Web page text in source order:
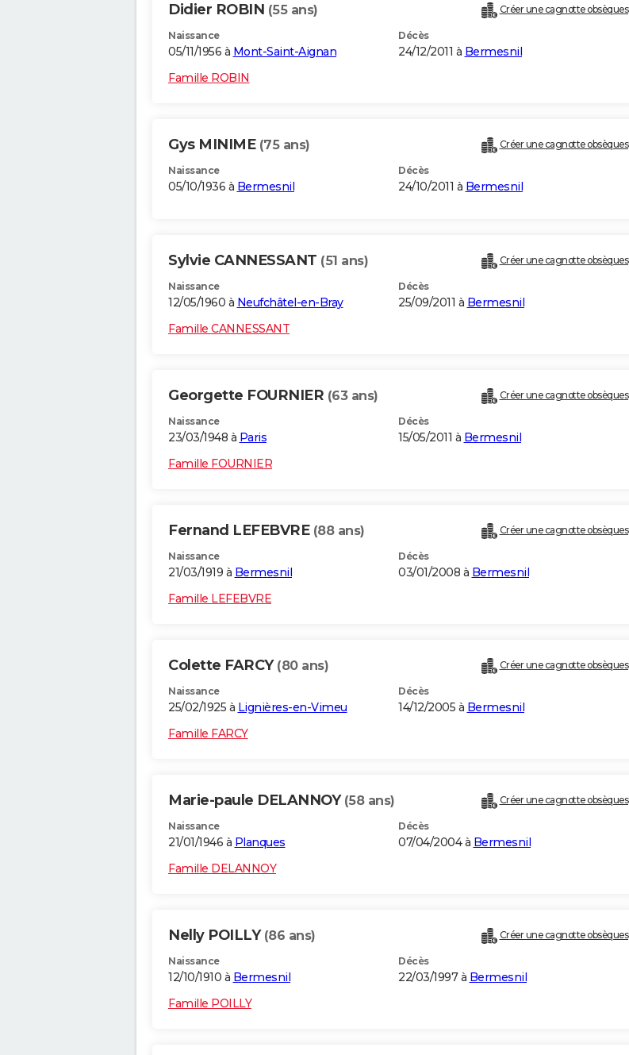
Didier ROBIN (55 ans) Créer une cagnotte obsèques
Naissance
05/11/1956 à Mont-Saint-Aignan
Décès
24/12/2011 à Bermesnil
Famille ROBIN
Gys MINIME (75 ans) Créer une cagnotte obsèques
Naissance
05/10/1936 à Bermesnil
Décès
24/10/2011 à Bermesnil
Sylvie CANNESSANT (51 ans) Créer une cagnotte obsèques
Naissance
12/05/1960 à Neufchâtel-en-Bray
Décès
25/09/2011 à Bermesnil
Famille CANNESSANT
Georgette FOURNIER (63 ans) Créer une cagnotte obsèques
Naissance
23/03/1948 à Paris
Décès
15/05/2011 à Bermesnil
Famille FOURNIER
Fernand LEFEBVRE (88 ans) Créer une cagnotte obsèques
Naissance
21/03/1919 à Bermesnil
Décès
03/01/2008 à Bermesnil
Famille LEFEBVRE
Colette FARCY (80 ans) Créer une cagnotte obsèques
Naissance
25/02/1925 à Lignières-en-Vimeu
Décès
14/12/2005 à Bermesnil
Famille FARCY
Marie-paule DELANNOY (58 ans) Créer une cagnotte obsèques
Naissance
21/01/1946 à Planques
Décès
07/04/2004 à Bermesnil
Famille DELANNOY
Nelly POILLY (86 ans) Créer une cagnotte obsèques
Naissance
12/10/1910 à Bermesnil
Décès
22/03/1997 à Bermesnil
Famille POILLY